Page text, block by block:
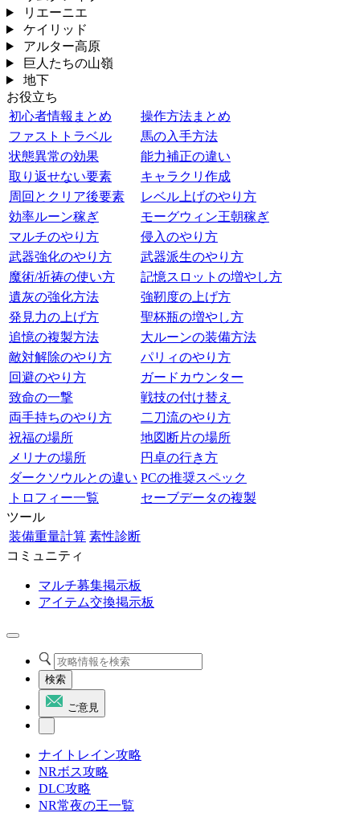
リエーニエ
ケイリッド
アルター高原
巨人たちの山嶺
地下
お役立ち
初心者情報まとめ
操作方法まとめ
ファストトラベル
馬の入手方法
状態異常の効果
能力補正の違い
取り返せない要素
キャラクリ作成
周回とクリア後要素
レベル上げのやり方
効率ルーン稼ぎ
モーグウィン王朝稼ぎ
マルチのやり方
侵入のやり方
武器強化のやり方
武器派生のやり方
魔術/祈祷の使い方
記憶スロットの増やし方
遺灰の強化方法
強靭度の上げ方
発見力の上げ方
聖杯瓶の増やし方
追憶の複製方法
大ルーンの装備方法
敵対解除のやり方
パリィのやり方
回避のやり方
ガードカウンター
致命の一撃
戦技の付け替え
両手持ちのやり方
二刀流のやり方
祝福の場所
地図断片の場所
メリナの場所
円卓の行き方
ダークソウルとの違い PCの推奨スペック
トロフィー一覧
セーブデータの複製
ツール
装備重量計算 素性診断
コミュニティ
マルチ募集掲示板
アイテム交換掲示板
検索
ご意見
ナイトレイン攻略
NRボス攻略
DLC攻略
NR常夜の王一覧